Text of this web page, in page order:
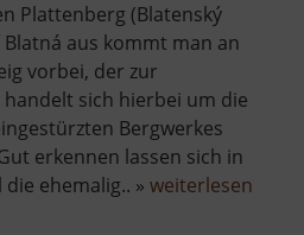
Plattenberg (Blatenský
aus kommt man an
vorbei, der zur
sich hierbei um die
Bergwerkes
erkennen lassen sich in
ehemalig.. » weiterlesen